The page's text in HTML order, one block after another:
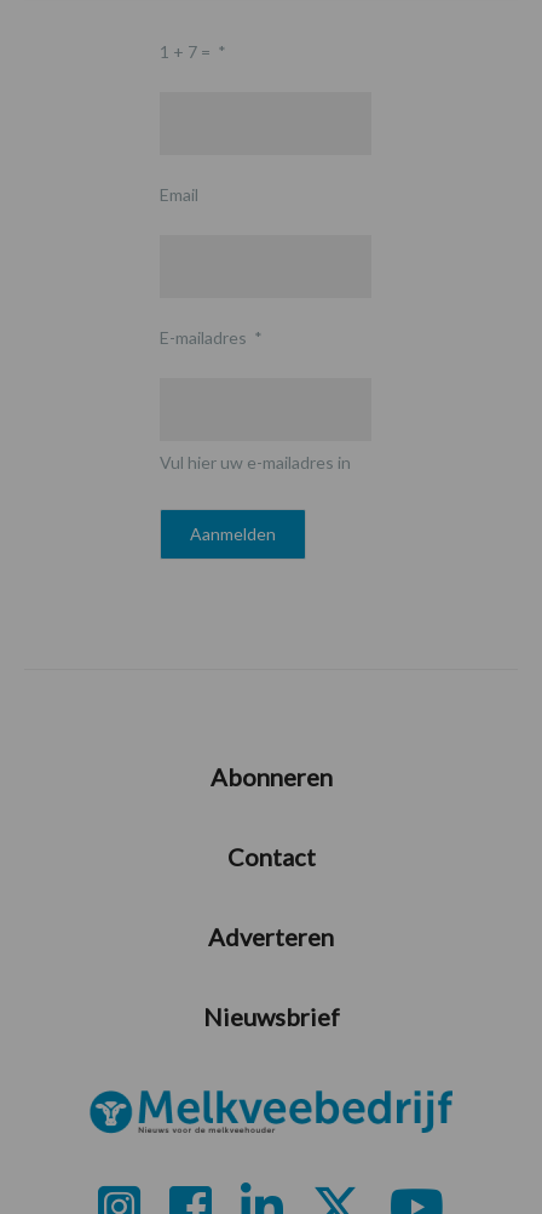
1 + 7 = *
Email
E-mailadres *
Vul hier uw e-mailadres in
Abonneren
Contact
Adverteren
Nieuwsbrief